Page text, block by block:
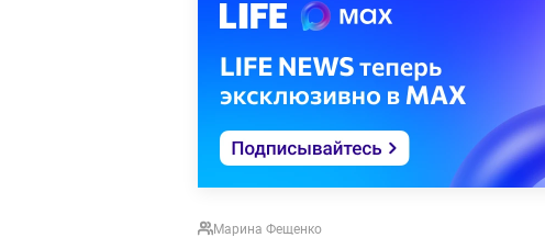
Марина Фещенко